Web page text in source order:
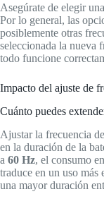
Asegúrate de elegir
Por lo general, las
posiblemente otras
seleccionada la nueva
todo funcione
Impacto del ajuste de
Cuánto puedes
Ajustar la frecuencia
en la duración de la
a 60 Hz, el consumo
traduce en un uso más
una mayor duración